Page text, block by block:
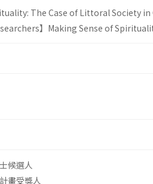
The Case of Littoral Society
】Making Sense of
候選人
畫受獎人